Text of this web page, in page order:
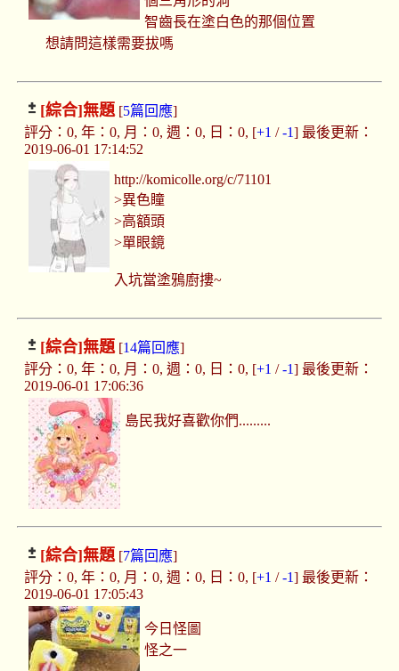
智齒長在塗白色的那個位置
想請問這樣需要拔嗎
[綜合]無題[5篇回應]
評分：0, 年：0, 月：0, 週：0, 日：0, [+1 /-1] 最後更新：
2019-06-01 17:14:52
http://komicolle.org/c/71101
>異色瞳
>高額頭
>單眼鏡
入坑當塗鴉廚摟~
[綜合]無題[14篇回應]
評分：0, 年：0, 月：0, 週：0, 日：0, [+1 /-1] 最後更新：
2019-06-01 17:06:36
島民我好喜歡你們.........
[綜合]無題[7篇回應]
評分：0, 年：0, 月：0, 週：0, 日：0, [+1 /-1] 最後更新：
2019-06-01 17:05:43
今日怪圖
怪之一